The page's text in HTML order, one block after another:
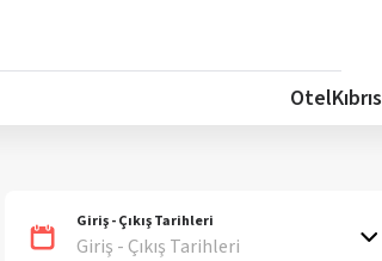
OtelKıbrıs
Giriş - Çıkış Tarihleri
Giriş - Çıkış Tarihleri